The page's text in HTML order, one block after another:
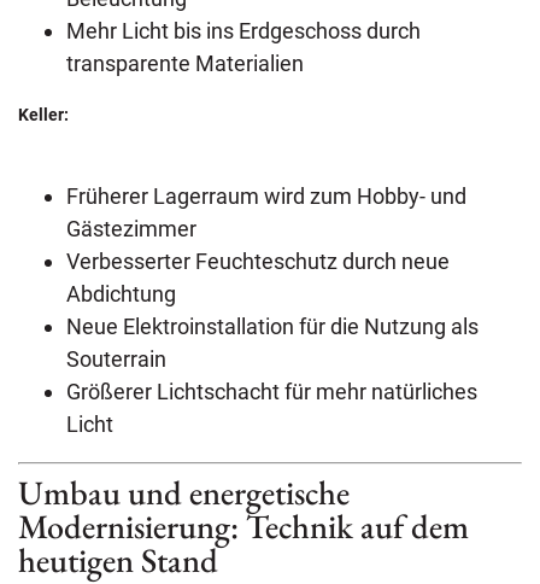
Mehr Licht bis ins Erdgeschoss durch
transparente Materialien
Keller:
Früherer Lagerraum wird zum Hobby- und
Gästezimmer
Verbesserter Feuchteschutz durch neue
Abdichtung
Neue Elektroinstallation für die Nutzung als
Souterrain
Größerer Lichtschacht für mehr natürliches
Licht
Umbau und energetische
Modernisierung: Technik auf dem
heutigen Stand